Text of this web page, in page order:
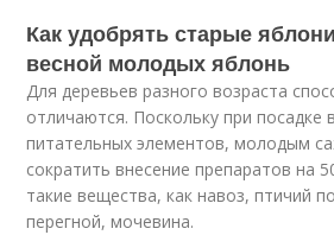
Как удобрять старые
весной молодых яблонь
Для деревьев разного возраста
отличаются. Поскольку при посадке
питательных элементов, молодым
сократить внесение препаратов на
такие вещества, как навоз, птичий
перегной, мочевина.